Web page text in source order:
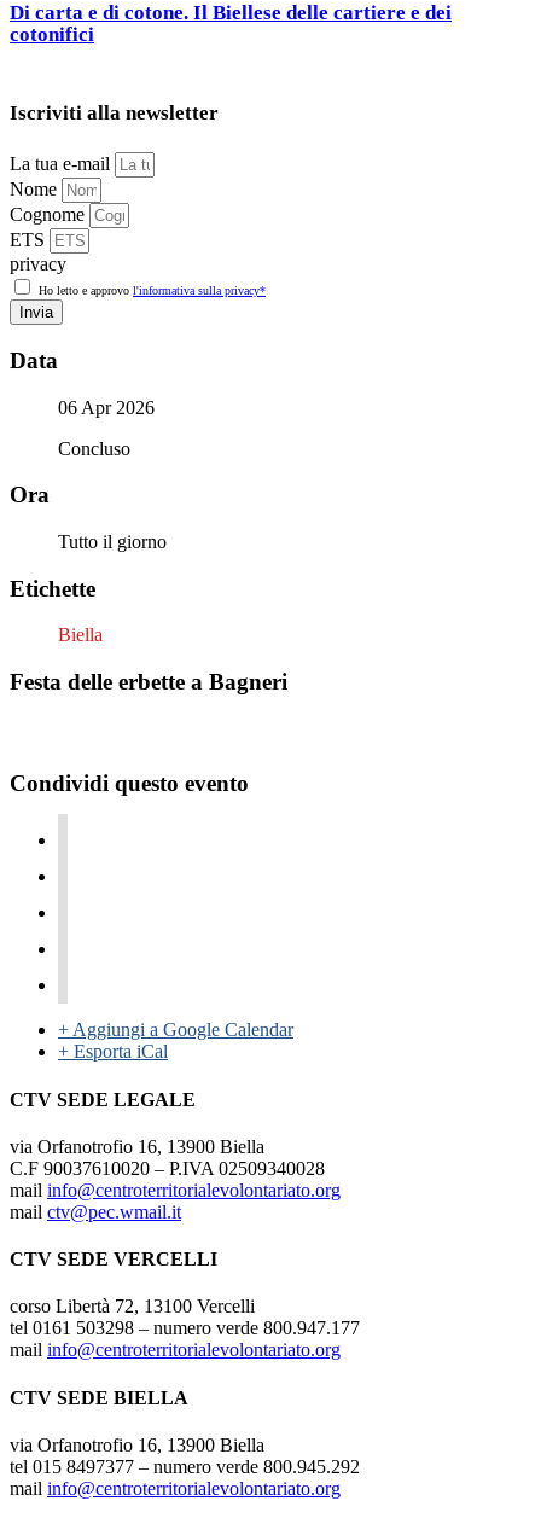
Di carta e di cotone. Il Biellese delle cartiere e dei
cotonifici
Iscriviti alla newsletter
La tua e-mail
Nome
Cognome
ETS
privacy
Ho letto e approvo l'informativa sulla privacy*
Invia
Data
06 Apr 2026
Concluso
Ora
Tutto il giorno
Etichette
Biella
Festa delle erbette a Bagneri
Condividi questo evento
+ Aggiungi a Google Calendar
+ Esporta iCal
CTV SEDE LEGALE
via Orfanotrofio 16, 13900 Biella
C.F 90037610020 – P.IVA 02509340028
mail info@centroterritorialevolontariato.org
mail ctv@pec.wmail.it
CTV SEDE VERCELLI
corso Libertà 72, 13100 Vercelli
tel 0161 503298 – numero verde 800.947.177
mail info@centroterritorialevolontariato.org
CTV SEDE BIELLA
via Orfanotrofio 16, 13900 Biella
tel 015 8497377 – numero verde 800.945.292
mail info@centroterritorialevolontariato.org